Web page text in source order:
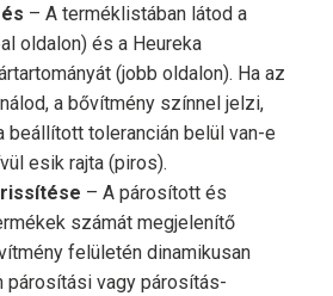
– A terméklistában látod a
oldalon) és a Heureka
(jobb oldalon). Ha az
a bővítmény színnel jelzi,
beállított tolerancián belül van-e
esik rajta (piros).
– A párosított és
számát megjelenítő
felületén dinamikusan
párosítási vagy párosítás-